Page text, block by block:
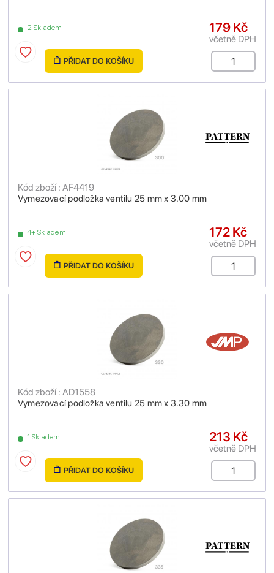
2 Skladem 179 Kč
včetně DPH
PŘIDAT DO KOŠÍKU
Vymezovací podložka ventilu 25 mm x 3.00 mm
Kód zboží : AF4419
4+ Skladem 172 Kč
včetně DPH
PŘIDAT DO KOŠÍKU
Vymezovací podložka ventilu 25 mm x 3.30 mm
Kód zboží : AD1558
1 Skladem 213 Kč
včetně DPH
PŘIDAT DO KOŠÍKU